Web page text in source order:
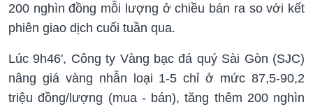
200 nghìn đồng mỗi lượng ở chiều bán ra so với kết
phiên giao dịch cuối tuần qua.
Lúc 9h46', Công ty Vàng bạc đá quý Sài Gòn (SJC)
nâng giá vàng nhẫn loại 1-5 chỉ ở mức 87,5-90,2
triệu đồng/lượng (mua - bán), tăng thêm 200 nghìn